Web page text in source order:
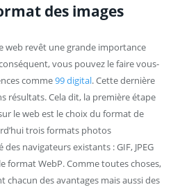
des images
web revêt une grande importance
vous pouvez le faire vous-
comme99 digital. Cette dernière
résultats. Cela dit, la première étape
le web est le choix du format de
trois formats photos
navigateurs existants : GIF, JPEG
format WebP. Comme toutes choses,
des avantages mais aussi des